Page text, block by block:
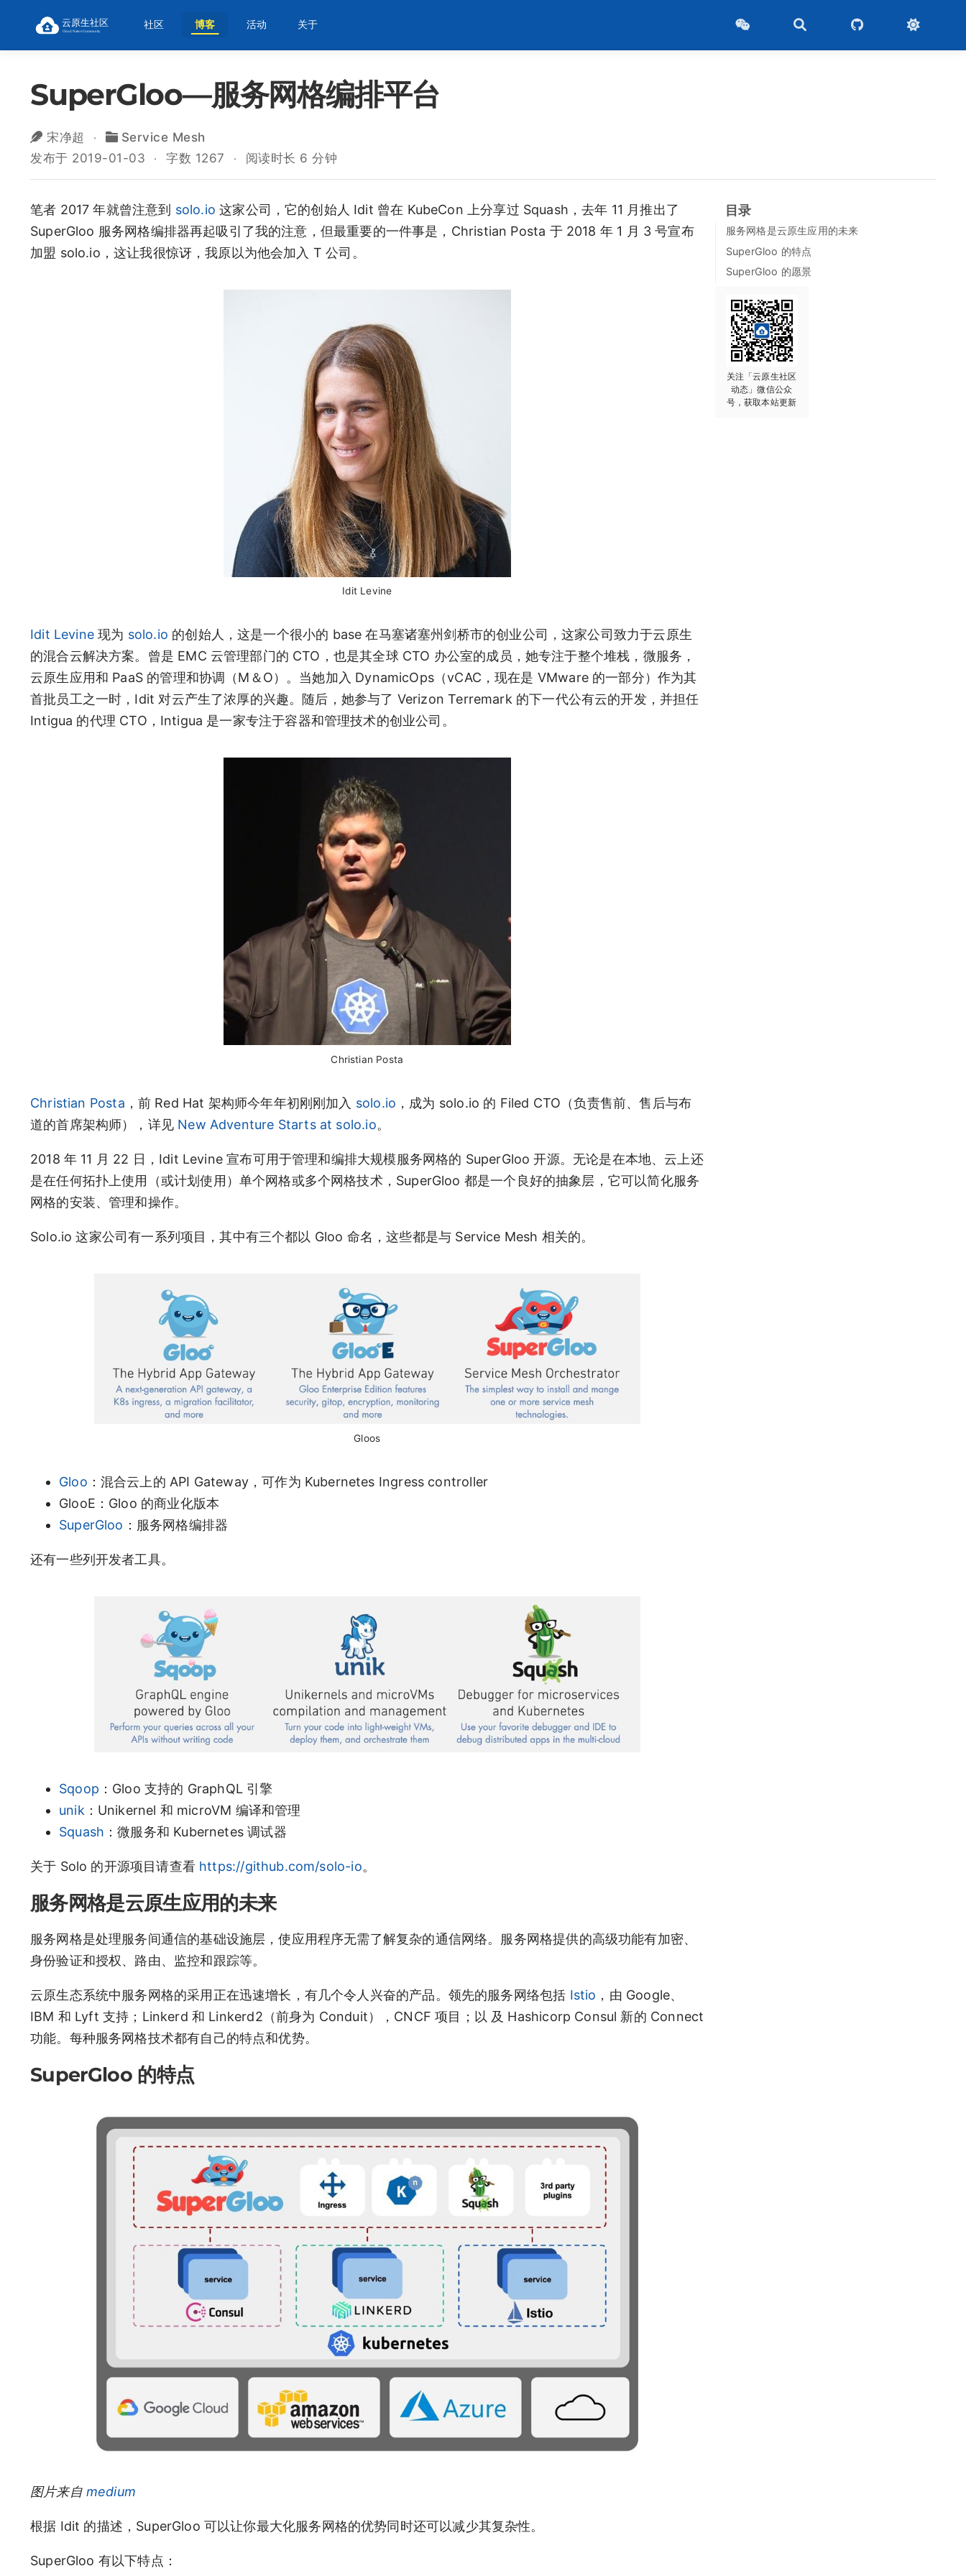
社区 博客 活动 关于
SuperGloo—服务网格编排平台
宋净超
Service Mesh
发布于 2019-01-03
字数 1267 阅读时长 6 分钟
目录
服务网格是云原生应用的未来
SuperGloo 的特点
SuperGloo 的愿景
关注「云原生社区
动态」微信公众
号，获取本站更新
笔者 2017 年就曾注意到 solo.io 这家公司，它的创始人 Idit 曾在 KubeCon 上分享过 Squash，去年 11 月推出了
SuperGloo 服务网格编排器再起吸引了我的注意，但最重要的一件事是，Christian Posta 于 2018 年 1 月 3 号宣布
加盟 solo.io，这让我很惊讶，我原以为他会加入 T 公司。
Idit Levine
Idit Levine现为 solo.io 的创始人，这是一个很小的 base 在马塞诸塞州剑桥市的创业公司，这家公司致力于云原生
的混合云解决方案。曾是 EMC 云管理部门的 CTO，也是其全球 CTO 办公室的成员，她专注于整个堆栈，微服务，
云原生应用和 PaaS 的管理和协调（M＆O）。当她加入 DynamicOps（vCAC，现在是 VMware 的一部分）作为其
首批员工之一时，Idit 对云产生了浓厚的兴趣。随后，她参与了 Verizon Terremark 的下一代公有云的开发，并担任
Intigua 的代理 CTO，Intigua 是一家专注于容器和管理技术的创业公司。
Christian Posta
Christian Posta ，前 Red Hat 架构师今年年初刚刚加入 solo.io ，成为 solo.io 的 Filed CTO（负责售前、售后与布
道的首席架构师），详见 New Adventure Starts at solo.io。
2018 年 11 月 22 日，Idit Levine 宣布可用于管理和编排大规模服务网格的 SuperGloo 开源。无论是在本地、云上还
是在任何拓扑上使用（或计划使用）单个网格或多个网格技术，SuperGloo 都是一个良好的抽象层，它可以简化服务
网格的安装、管理和操作。
Solo.io 这家公司有一系列项目，其中有三个都以 Gloo 命名，这些都是与 Service Mesh 相关的。
Gloos
Gloo ：混合云上的 API Gateway，可作为 Kubernetes Ingress controller
GlooE：Gloo 的商业化版本
SuperGloo ：服务网格编排器
还有一些列开发者工具。
Sqoop ：Gloo 支持的 GraphQL 引擎
unik ：Unikernel 和 microVM 编译和管理
Squash ：微服务和 Kubernetes 调试器
关于 Solo 的开源项目请查看 https://github.com/solo-io。
服务网格是云原生应用的未来
服务网格是处理服务间通信的基础设施层，使应用程序无需了解复杂的通信网络。服务网格提供的高级功能有加密、
身份验证和授权、路由、监控和跟踪等。
云原生态系统中服务网格的采用正在迅速增长，有几个令人兴奋的产品。领先的服务网络包括 Istio ，由 Google、
IBM 和 Lyft 支持；Linkerd 和 Linkerd2（前身为 Conduit），CNCF 项目；以 及 Hashicorp Consul 新的 Connect
功能。每种服务网格技术都有自己的特点和优势。
SuperGloo 的特点
图片来自 medium
根据 Idit 的描述，SuperGloo 可以让你最大化服务网格的优势同时还可以减少其复杂性。
SuperGloo 有以下特点：